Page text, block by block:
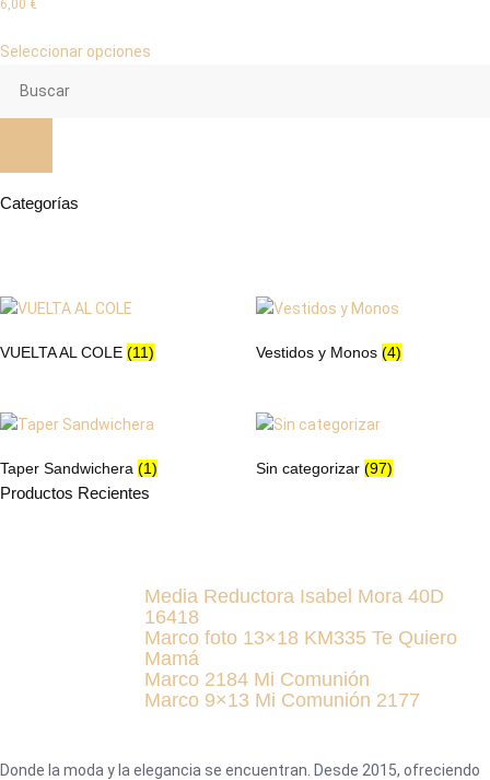
6,00 €
Seleccionar opciones
Categorías
VUELTA AL COLE (11) Vestidos y Monos (4)
Taper Sandwichera (1) Sin categorizar (97)
Productos Recientes
Media Reductora Isabel Mora 40D
16418
Marco foto 13×18 KM335 Te Quiero
Mamá
Marco 2184 Mi Comunión
Marco 9×13 Mi Comunión 2177
Donde la moda y la elegancia se encuentran. Desde 2015, ofreciendo